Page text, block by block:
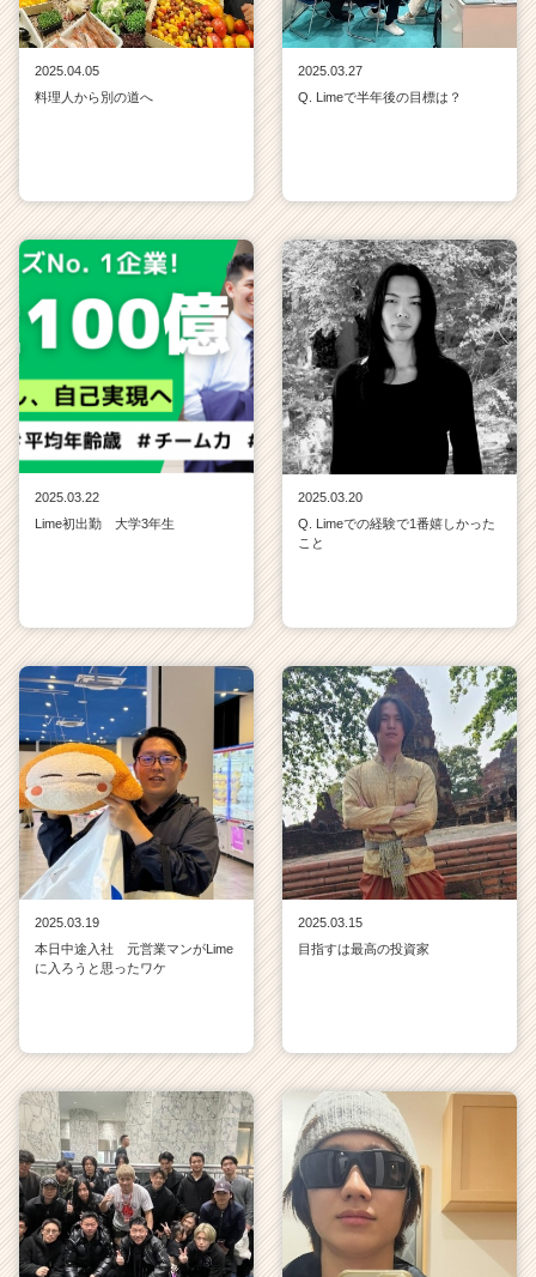
2025.04.05
料理人から別の道へ
2025.03.27
Q. Limeで半年後の目標は？
2025.03.22
Lime初出勤 大学3年生
2025.03.20
Q. Limeでの経験で1番嬉しかった
こと
2025.03.19
本日中途入社 元営業マンがLime
に入ろうと思ったワケ
2025.03.15
目指すは最高の投資家